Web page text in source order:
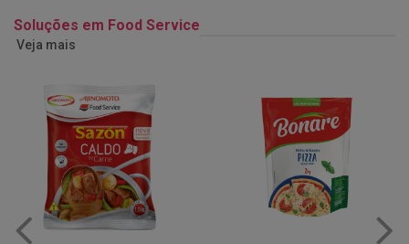
Soluções em Food Service
Veja mais